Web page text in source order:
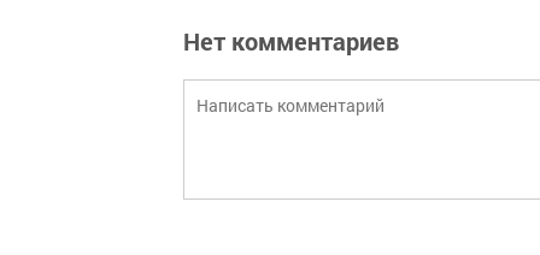
Нет комментариев